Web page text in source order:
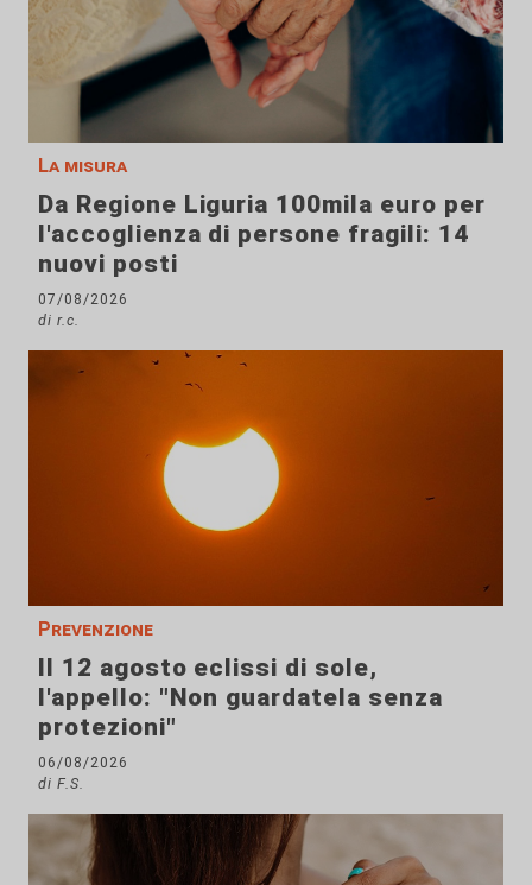
La misura
Da Regione Liguria 100mila euro per
l'accoglienza di persone fragili: 14
nuovi posti
07/08/2026
di r.c.
Prevenzione
Il 12 agosto eclissi di sole,
l'appello: "Non guardatela senza
protezioni"
06/08/2026
di F.S.